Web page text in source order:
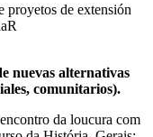
de extensión
UdelaR
nuevas alternativas
comunitarios).
da loucura com